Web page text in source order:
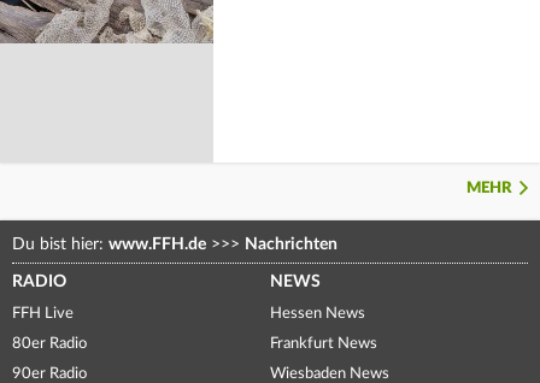
MEHR
Du bist hier: www.FFH.de >>> Nachrichten
RADIO
FFH Live
80er Radio
90er Radio
NEWS
Hessen News
Frankfurt News
Wiesbaden News